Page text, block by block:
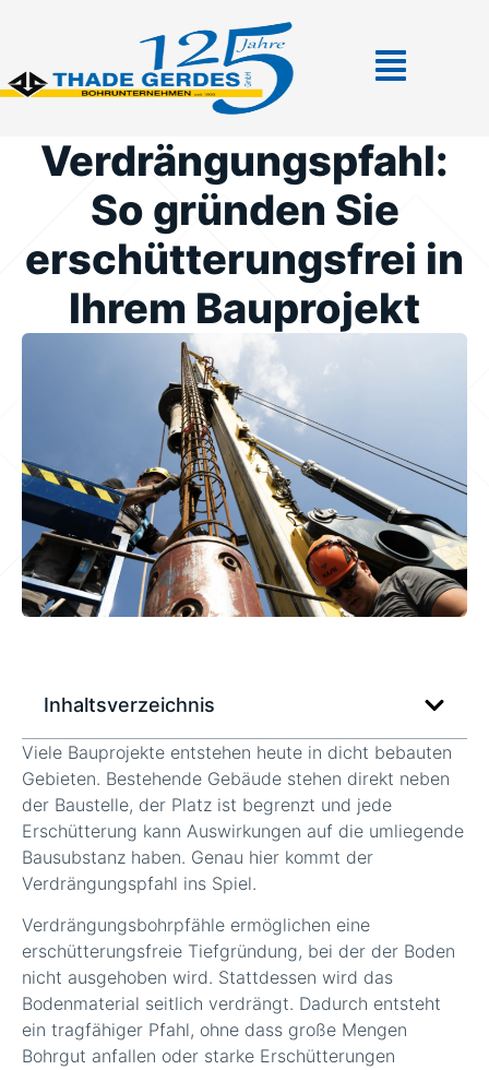
Verdrängungspfahl:
So gründen Sie
erschütterungsfrei in
Ihrem Bauprojekt
Inhaltsverzeichnis
Viele Bauprojekte entstehen heute in dicht bebauten
Gebieten. Bestehende Gebäude stehen direkt neben
der Baustelle, der Platz ist begrenzt und jede
Erschütterung kann Auswirkungen auf die umliegende
Bausubstanz haben. Genau hier kommt der
Verdrängungspfahl ins Spiel.
Verdrängungsbohrpfähle ermöglichen eine
erschütterungsfreie Tiefgründung, bei der der Boden
nicht ausgehoben wird. Stattdessen wird das
Bodenmaterial seitlich verdrängt. Dadurch entsteht
ein tragfähiger Pfahl, ohne dass große Mengen
Bohrgut anfallen oder starke Erschütterungen